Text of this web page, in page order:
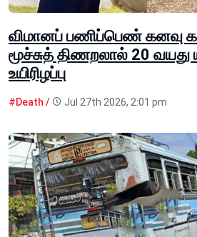
விமானப் பணிப்பெண் கனவு
மூச்சுத் திணறலால் 20 வயது
உயிரிழப்பு
#Death / Jul 27th 2026, 2:01 pm